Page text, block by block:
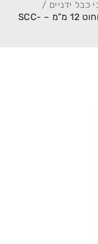
כבל ידניים /
חותך פלדה מוט 9 מ”מ וחוט 12 מ”מ – SCC-